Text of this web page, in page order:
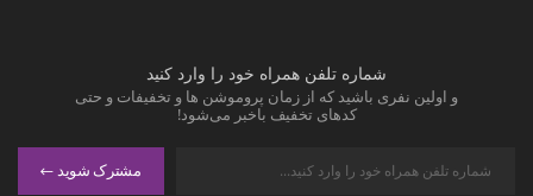
شماره تلفن همراه خود را وارد کنید
و اولین نفری باشید که از زمان پروموشن ها و تخفیفات و حتی
کدهای تخفیف باخبر می‌شود!
مشترک شوید